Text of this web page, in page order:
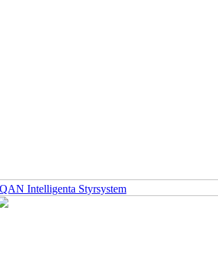
Intelligenta Styrsystem